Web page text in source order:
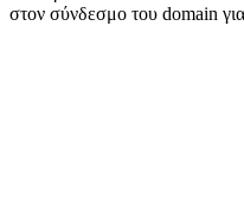
στον σύνδεσμο του domain